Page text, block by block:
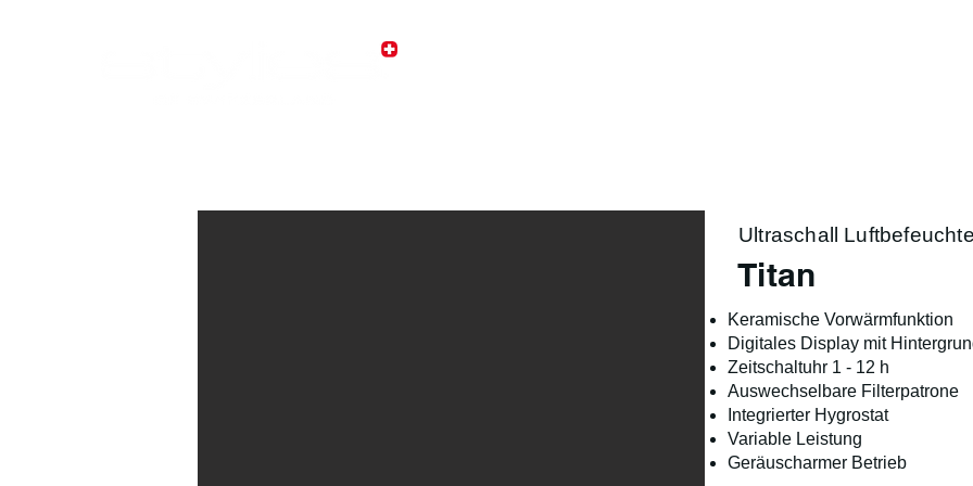
Ultraschall
Titan
Keramische Vorwärmfunktion
Digitales Display mit
Zeitschaltuhr 1 - 12 h
Auswechselbare Filterpatrone
Integrierter Hygrostat
Variable Leistung
Geräuscharmer Betrieb